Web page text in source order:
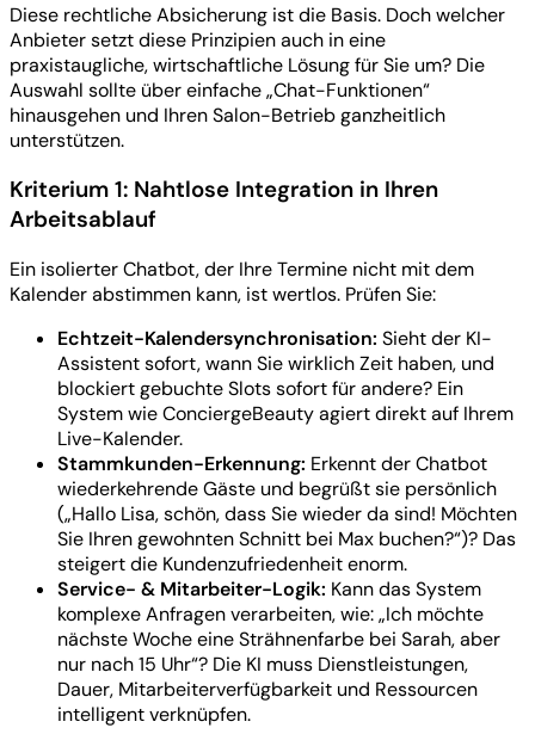
Diese rechtliche Absicherung ist die Basis. Doch welcher
Anbieter setzt diese Prinzipien auch in eine
praxistaugliche, wirtschaftliche Lösung für Sie um? Die
Auswahl sollte über einfache „Chat-Funktionen“
hinausgehen und Ihren Salon-Betrieb ganzheitlich
unterstützen.
Kriterium 1: Nahtlose Integration in Ihren
Arbeitsablauf
Ein isolierter Chatbot, der Ihre Termine nicht mit dem
Kalender abstimmen kann, ist wertlos. Prüfen Sie:
Echtzeit-Kalendersynchronisation: Sieht der KI-
Assistent sofort, wann Sie wirklich Zeit haben, und
blockiert gebuchte Slots sofort für andere? Ein
System wie ConciergeBeauty agiert direkt auf Ihrem
Live-Kalender.
Stammkunden-Erkennung: Erkennt der Chatbot
wiederkehrende Gäste und begrüßt sie persönlich
(„Hallo Lisa, schön, dass Sie wieder da sind! Möchten
Sie Ihren gewohnten Schnitt bei Max buchen?“)? Das
steigert die Kundenzufriedenheit enorm.
Service- & Mitarbeiter-Logik: Kann das System
komplexe Anfragen verarbeiten, wie: „Ich möchte
nächste Woche eine Strähnenfarbe bei Sarah, aber
nur nach 15 Uhr“? Die KI muss Dienstleistungen,
Dauer, Mitarbeiterverfügbarkeit und Ressourcen
intelligent verknüpfen.